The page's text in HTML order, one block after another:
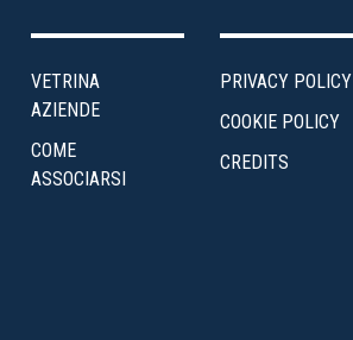
VETRINA
AZIENDE
COME
ASSOCIARSI
PRIVACY POLICY
COOKIE POLICY
CREDITS